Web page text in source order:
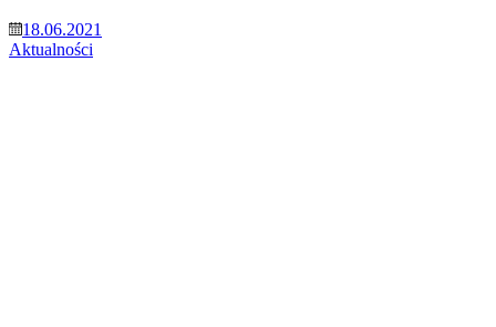
18.06.2021
Aktualności